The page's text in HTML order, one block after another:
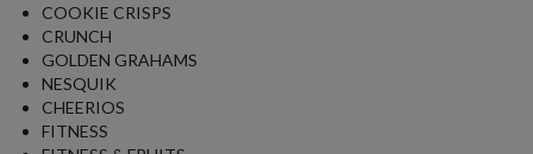
COOKIE CRISPS
CRUNCH
GOLDEN GRAHAMS
NESQUIK
CHEERIOS
FITNESS